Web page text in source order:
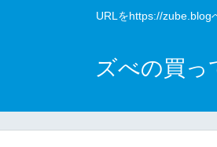
URLをhttps://zube.blog
ズべの買っ